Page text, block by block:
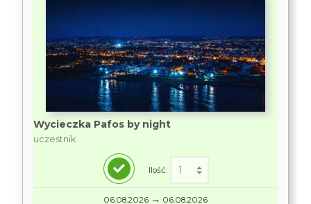
Wycieczka Pafos by night
uczestnik
Ilość:
06.08.2026 → 06.08.2026